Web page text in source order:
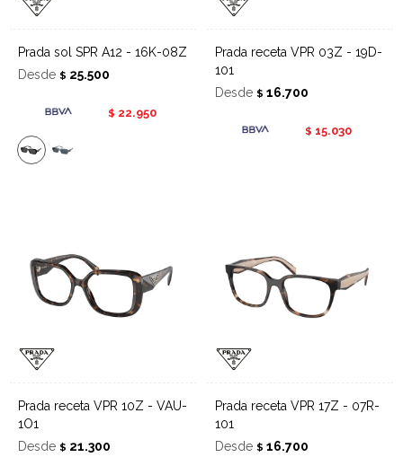
Prada sol SPR A12 - 16K-08Z
Desde $ 25.500
$ 22.950
Prada receta VPR 03Z - 19D-
101
Desde $ 16.700
$ 15.030
Prada receta VPR 10Z - VAU-
1O1
Desde $ 21.300
Prada receta VPR 17Z - 07R-
101
Desde $ 16.700